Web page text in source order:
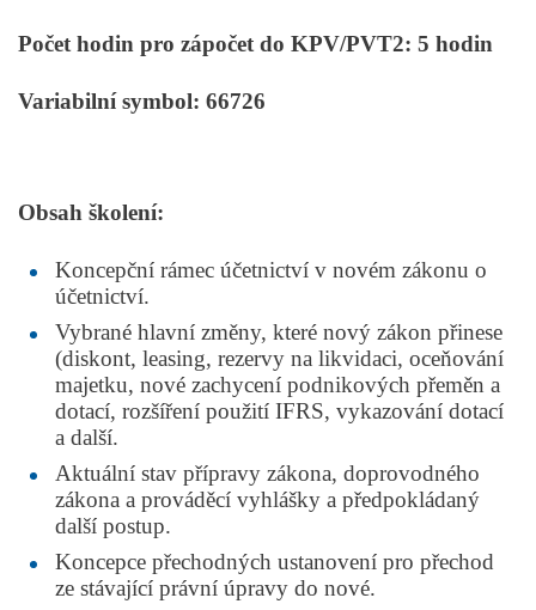
Počet hodin pro zápočet do KPV/PVT2: 5 hodin
Variabilní symbol: 66726
Obsah školení:
Koncepční rámec účetnictví v novém zákonu o
účetnictví.
Vybrané hlavní změny, které nový zákon přinese
(diskont, leasing, rezervy na likvidaci, oceňování
majetku, nové zachycení podnikových přeměn a
dotací, rozšíření použití IFRS, vykazování dotací
a další.
Aktuální stav přípravy zákona, doprovodného
zákona a prováděcí vyhlášky a předpokládaný
další postup.
Koncepce přechodných ustanovení pro přechod
ze stávající právní úpravy do nové.